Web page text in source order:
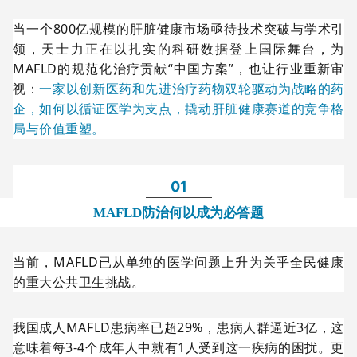
当一个800亿规模的肝脏健康市场亟待技术突破与学术引
领，天士力正在以扎实的科研数据登上国际舞台，为
MAFLD的规范化治疗贡献“中国方案”，也让行业重新审
视：一家以创新医药和先进治疗药物双轮驱动为战略的药
企，如何以循证医学为支点，撬动肝脏健康赛道的竞争格
局与价值重塑。
01
MAFLD防治何以成为必答题
当前，MAFLD已从单纯的医学问题上升为关乎全民健康
的重大公共卫生挑战。
我国成人MAFLD患病率已超29%，患病人群逼近3亿，这
意味着每3-4个成年人中就有1人受到这一疾病的困扰。更